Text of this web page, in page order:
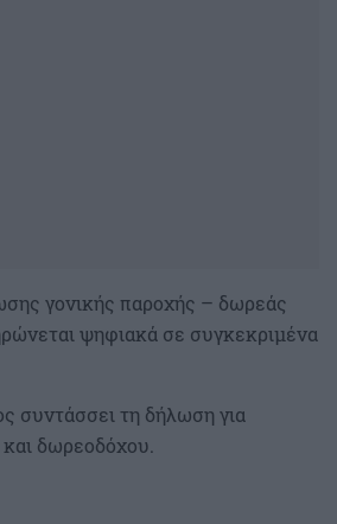
γονικής παροχής – δωρεάς
ψηφιακά σε συγκεκριμένα
συντάσσει τη δήλωση για
δωρεοδόχου.